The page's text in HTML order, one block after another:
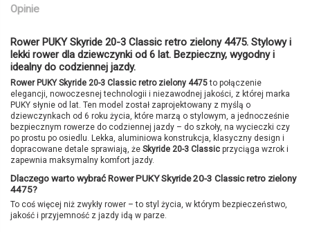
Opinie
Rower PUKY Skyride 20-3 Classic retro zielony 4475. Stylowy i
lekki rower dla dziewczynki od 6 lat. Bezpieczny, wygodny i
idealny do codziennej jazdy.
Rower PUKY Skyride 20-3 Classic retro zielony 4475to połączenie
elegancji, nowoczesnej technologii i niezawodnej jakości, z której marka
PUKY słynie od lat. Ten model został zaprojektowany z myślą o
dziewczynkach od 6 roku życia, które marzą o stylowym, a jednocześnie
bezpiecznym rowerze do codziennej jazdy – do szkoły, na wycieczki czy
po prostu po osiedlu. Lekka, aluminiowa konstrukcja, klasyczny design i
dopracowane detale sprawiają, że Skyride 20-3 Classic przyciąga wzrok i
zapewnia maksymalny komfort jazdy.
Dlaczego warto wybrać Rower PUKY Skyride 20-3 Classic retro zielony
4475?
To coś więcej niż zwykły rower – to styl życia, w którym bezpieczeństwo,
jakość i przyjemność z jazdy idą w parze.